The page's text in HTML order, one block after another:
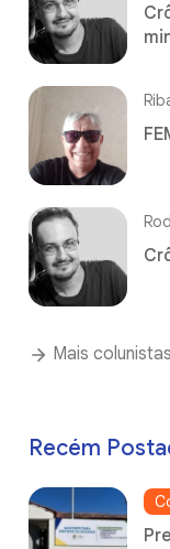
Mais colunistas
Recém